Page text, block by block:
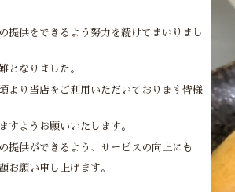
提供をできるよう努力を続けてまいりまし
となりました。
より当店をご利用いただいております皆様
すようお願いいたします。
提供ができるよう、サービスの向上にも
お願い申し上げます。